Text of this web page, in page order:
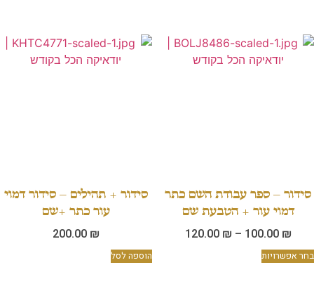
סידור – ספר עבודת השם כתר
דמוי עור + הטבעת שם
100.00 ₪
–
120.00 ₪
בחר אפשרויות
סידור + תהילים – סידור דמוי
עור כתר +שם
200.00 ₪
הוספה לסל